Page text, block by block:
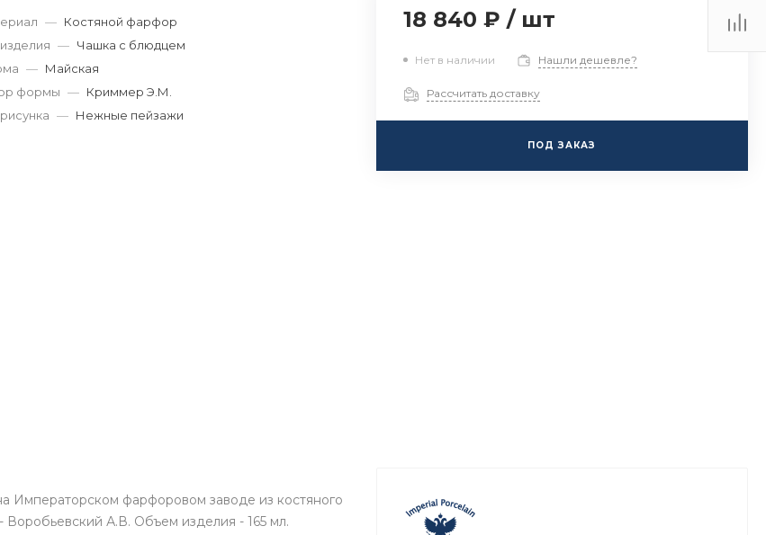
— Костяной фарфор
— Чашка с блюдцем
— Майская
формы — Криммер Э.М.
— Нежные пейзажи
18 840 ₽ / шт
Нет в наличии Нашли дешевле?
Рассчитать доставку
ПОД ЗАКАЗ
фарфоровом заводе из костяного
А.В. Объем изделия - 165 мл.